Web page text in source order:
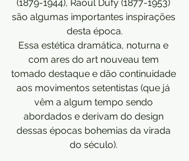
(1879-1944), Raoul Dufy (1877-1953)
são algumas importantes inspirações
desta época.
Essa estética dramática, noturna e
com ares do art nouveau tem
tomado destaque e dão continuidade
aos movimentos setentistas (que já
vêm a algum tempo sendo
abordados e derivam do design
dessas épocas bohemias da virada
do século).